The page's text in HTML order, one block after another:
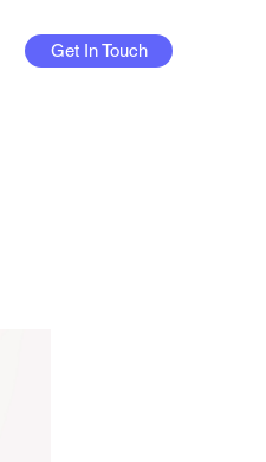
Get In Touch